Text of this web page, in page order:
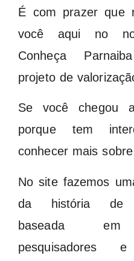
É com prazer que
você aqui no
Conheça
projeto de
Se você chegou
porque tem
conhecer mais
No site fazemos
da história de
baseada
pesquisadores e